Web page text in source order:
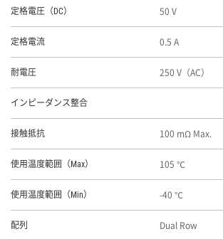
定格電圧（DC） 50 V
定格電流 0.5 A
耐電圧 250 V（AC）
インピーダンス整合
接触抵抗 100 mΩ Max.
使用温度範囲（Max） 105 ℃
使用温度範囲（Min） -40 ℃
配列 Dual Row